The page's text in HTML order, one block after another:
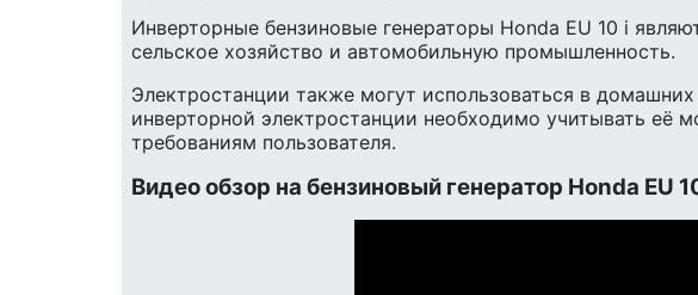
Инверторные бензиновые генераторы Honda EU 10 i
сельское хозяйство и автомобильную промышленность.
Электростанции также могут использоваться в
инверторной электростанции необходимо учитывать её
требованиям пользователя.
Видео обзор на бензиновый генератор Honda EU